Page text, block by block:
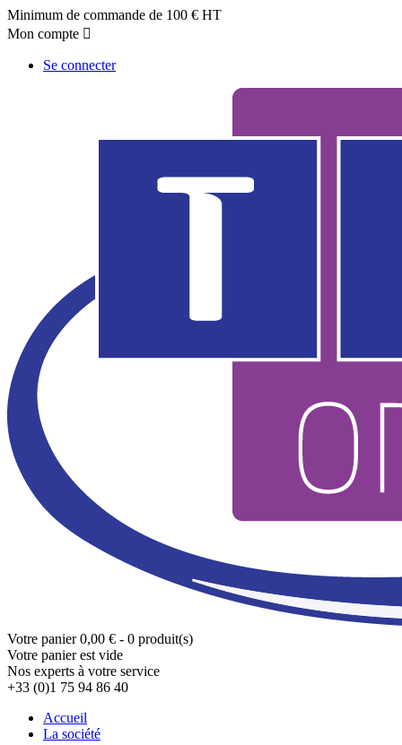
Minimum de commande de 100 € HT
Mon compte 
Se connecter
Votre panier 0,00 € - 0 produit(s)
Votre panier est vide
Nos experts à votre service
+33 (0)1 75 94 86 40
Accueil
La société